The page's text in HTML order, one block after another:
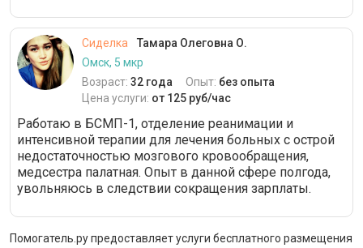
Сиделка
Тамара Олеговна О.
Омск, 5 мкр
Возраст: 32 года Опыт: без опыта
Цена услуги: от 125 руб/час
Работаю в БСМП-1, отделение реанимации и
интенсивной терапии для лечения больных с острой
недостаточностью мозгового кровообращения,
медсестра палатная. Опыт в данной сфере полгода,
увольняюсь в следствии сокращения зарплаты.
Помогатель.ру предоставляет услуги бесплатного размещения